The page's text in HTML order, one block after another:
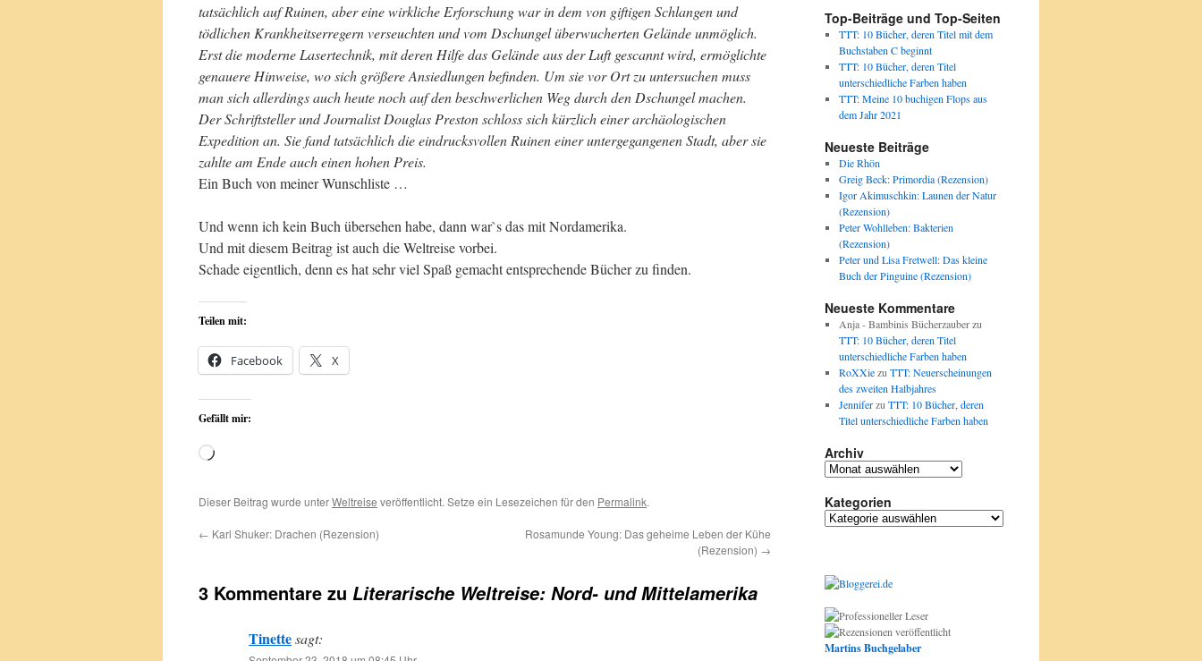
tatsächlich auf Ruinen, aber eine wirkliche Erforschung war in dem von giftigen Schlangen und
tödlichen Krankheitserregern verseuchten und vom Dschungel überwucherten Gelände unmöglich.
Erst die moderne Lasertechnik, mit deren Hilfe das Gelände aus der Luft gescannt wird, ermöglichte
genauere Hinweise, wo sich größere Ansiedlungen befinden. Um sie vor Ort zu untersuchen muss
man sich allerdings auch heute noch auf den beschwerlichen Weg durch den Dschungel machen.
Der Schriftsteller und Journalist Douglas Preston schloss sich kürzlich einer archäologischen
Expedition an. Sie fand tatsächlich die eindrucksvollen Ruinen einer untergegangenen Stadt, aber sie
zahlte am Ende auch einen hohen Preis.
Ein Buch von meiner Wunschliste …
Und wenn ich kein Buch übersehen habe, dann war`s das mit Nordamerika.
Und mit diesem Beitrag ist auch die Weltreise vorbei.
Schade eigentlich, denn es hat sehr viel Spaß gemacht entsprechende Bücher zu finden.
Teilen mit:
Facebook X
Gefällt mir:
Wird
Dieser Beitrag wurde unterWeltreise veröffentlicht. Setze ein Lesezeichen für den Permalink.
← Karl Shuker: Drachen (Rezension)
Rosamunde Young: Das geheime Leben der Kühe
(Rezension) →
3 Kommentare zu Literarische Weltreise: Nord- und Mittelamerika
Tinettesagt:
Top-Beiträge und Top-Seiten
TTT: 10 Bücher, deren Titel mit dem
Buchstaben C beginnt
TTT: 10 Bücher, deren Titel
unterschiedliche Farben haben
TTT: Meine 10 buchigen Flops aus
dem Jahr 2021
Neueste Beiträge
Die Rhön
Greig Beck: Primordia (Rezension)
Igor Akimuschkin: Launen der Natur
(Rezension)
Peter Wohlleben: Bakterien
(Rezension)
Peter und Lisa Fretwell: Das kleine
Buch der Pinguine (Rezension)
Neueste Kommentare
Anja - Bambinis Bücherzauberzu
TTT: 10 Bücher, deren Titel
unterschiedliche Farben haben
RoXXiezu TTT: Neuerscheinungen
des zweiten Halbjahres
Jenniferzu TTT: 10 Bücher, deren
Titel unterschiedliche Farben haben
Archiv
Archiv
Kategorien
Kategorien
Martins Buchgelaber